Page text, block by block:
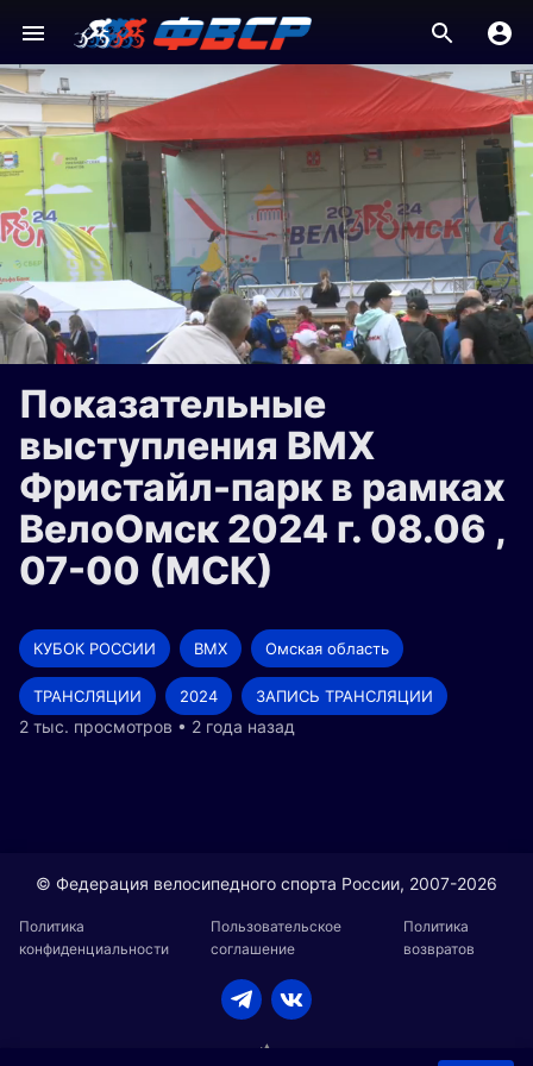
Показательные
выступления BMX
Фристайл-парк в рамках
ВелоОмск 2024 г. 08.06 ,
07-00 (МСК)
КУБОК РОССИИ BMX Омская область
ТРАНСЛЯЦИИ 2024 ЗАПИСЬ ТРАНСЛЯЦИИ
2 тыс. просмотров • 2 года назад
© Федерация велосипедного спорта России, 2007-2026
Политика
конфиденциальности
Пользовательское
соглашение
Политика
возвратов